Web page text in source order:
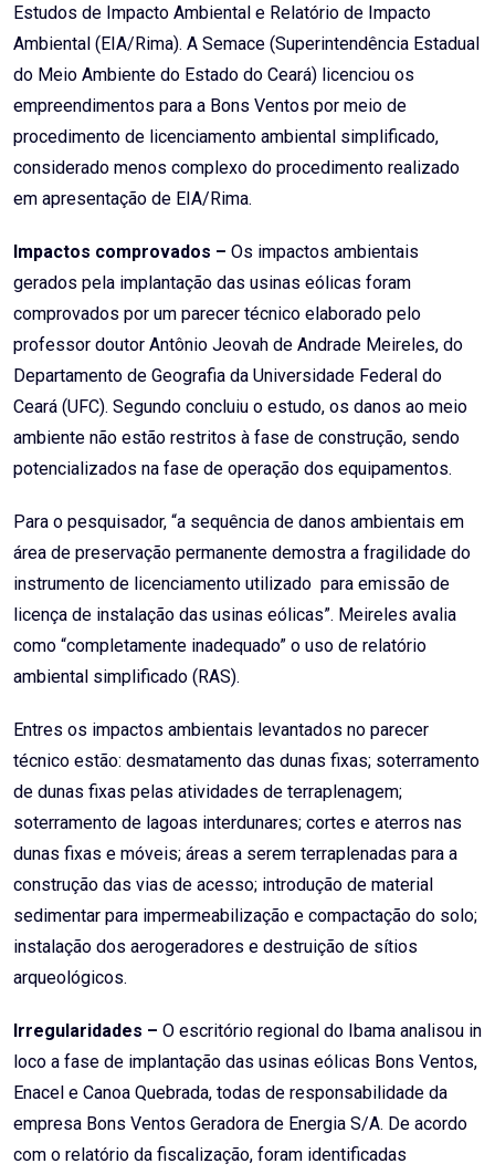
Estudos de Impacto Ambiental e Relatório de Impacto
Ambiental (EIA/Rima). A Semace (Superintendência Estadual
do Meio Ambiente do Estado do Ceará) licenciou os
empreendimentos para a Bons Ventos por meio de
procedimento de licenciamento ambiental simplificado,
considerado menos complexo do procedimento realizado
em apresentação de EIA/Rima.
Impactos comprovados – Os impactos ambientais
gerados pela implantação das usinas eólicas foram
comprovados por um parecer técnico elaborado pelo
professor doutor Antônio Jeovah de Andrade Meireles, do
Departamento de Geografia da Universidade Federal do
Ceará (UFC). Segundo concluiu o estudo, os danos ao meio
ambiente não estão restritos à fase de construção, sendo
potencializados na fase de operação dos equipamentos.
Para o pesquisador, “a sequência de danos ambientais em
área de preservação permanente demostra a fragilidade do
instrumento de licenciamento utilizado para emissão de
licença de instalação das usinas eólicas”. Meireles avalia
como “completamente inadequado” o uso de relatório
ambiental simplificado (RAS).
Entres os impactos ambientais levantados no parecer
técnico estão: desmatamento das dunas fixas; soterramento
de dunas fixas pelas atividades de terraplenagem;
soterramento de lagoas interdunares; cortes e aterros nas
dunas fixas e móveis; áreas a serem terraplenadas para a
construção das vias de acesso; introdução de material
sedimentar para impermeabilização e compactação do solo;
instalação dos aerogeradores e destruição de sítios
arqueológicos.
Irregularidades – O escritório regional do Ibama analisou in
loco a fase de implantação das usinas eólicas Bons Ventos,
Enacel e Canoa Quebrada, todas de responsabilidade da
empresa Bons Ventos Geradora de Energia S/A. De acordo
com o relatório da fiscalização, foram identificadas